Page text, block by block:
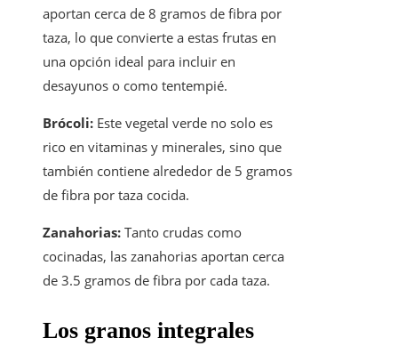
aportan cerca de 8 gramos de fibra por
taza, lo que convierte a estas frutas en
una opción ideal para incluir en
desayunos o como tentempié.
Brócoli: Este vegetal verde no solo es
rico en vitaminas y minerales, sino que
también contiene alrededor de 5 gramos
de fibra por taza cocida.
Zanahorias: Tanto crudas como
cocinadas, las zanahorias aportan cerca
de 3.5 gramos de fibra por cada taza.
Los granos integrales